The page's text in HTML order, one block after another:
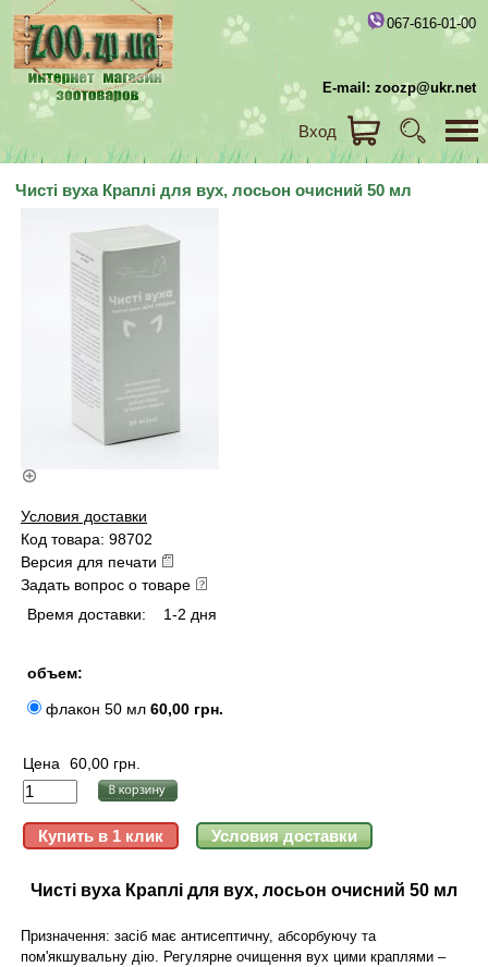
067-616-01-00
E-mail: zoozp@ukr.net
Вход
Чисті вуха Краплі для вух, лосьон очисний 50 мл
Условия доставки
Код товара: 98702
Версия для печати
Задать вопрос о товаре
Время доставки:
1-2 дня
объем:
флакон 50 мл 60,00 грн.
Цена 60,00 грн.
Чисті вуха Краплі для вух, лосьон очисний 50 мл
Призначення: засіб має антисептичну, абсорбуючу та
пом'якшувальну дію. Регулярне очищення вух цими краплями –